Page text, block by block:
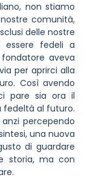
non stiamo
comunità,
delle nostre
essere fedeli a
aveva
per aprirci alla
Così avendo
pare sia ora il
fedeltà al futuro.
percependo
una nuova
di guardare
storia, ma con